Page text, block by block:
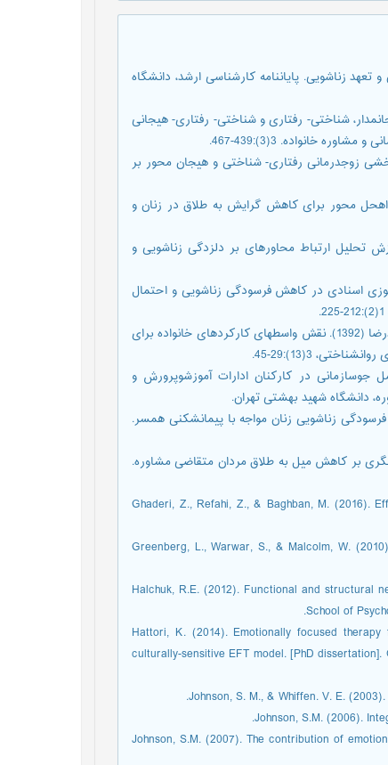
و تعهد زناشویی. پایاننامه کارشناسی ارشد، دانشگاه
زوجدرمانی هیجانمدار، شناختی- رفتاری و شناختی- رفتاری- هیجانی
خانواده. 3(3):439-467.
نورانی پور، رحمتالله (1387). مقایسه اثربخشی زوجدرمانی رفتاری- شناختی و هیجان محور بر
فاطمه (1390). رویکرد کوتاهمدت راهحل محور برای کاهش گرایش به طلاق در زنان و
دهقانزاده، زهرا (1392). اثربخشی آموزش تحلیل ارتباط محاورهای بر دلزدگی زناشویی و
بشلیده، کیومرث(1390). اثربخشی بازآموزی اسنادی در کاهش فرسودگی زناشویی و احتمال
عبادت پور، بهناز؛ نوابی نژاد، شکوه؛ شفیع آبادی، عبداله؛ فلسفی نژاد، محمدرضا (1392). نقش واسطهای کارکردهای خانواده برای
3(13):29-45.
با عوامل جوسازمانی در کارکنان ادارات آموزشوپرورش و
دانشگاه شهید بهشتی تهران.
کاهش فرسودگی زناشویی زنان مواجه با پیمانشکنی همسر.
و معنا درمانگری بر کاهش میل به طلاق مردان متقاضی مشاوره.
Ghaderi, Z., Refahi, Z., & Baghban, M. (2016).
Greenberg, L., Warwar, S., & Malcolm, W.
Halchuk, R.E. (2012). Functional and structural
School of
Hattori, K. (2014). Emotionally focused
culturally-sensitive EFT model. [PhD
Johnson, S. M., & Whiffen. V. E.
Johnson, S.M. (2006).
Johnson, S.M. (2007). The contribution of